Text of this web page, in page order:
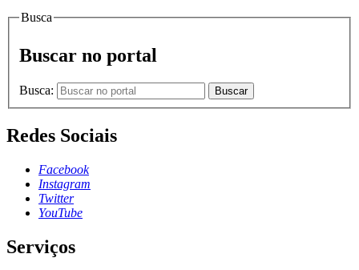
Busca
Buscar no portal
Busca: Buscar
Redes Sociais
Facebook
Instagram
Twitter
YouTube
Serviços